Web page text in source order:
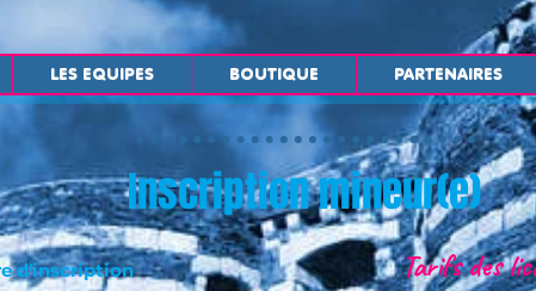
LES EQUIPES BOUTIQUE PARTENAIRES
Inscription mineur(e)
d'inscription Tarifs des